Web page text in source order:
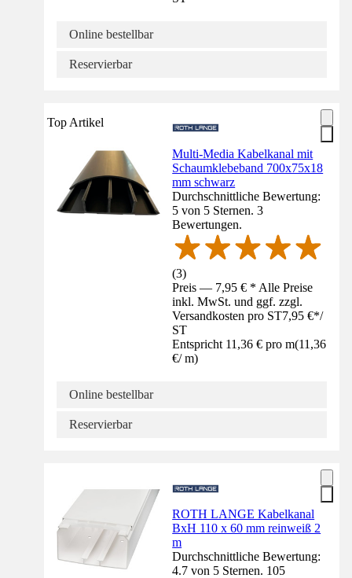
Online bestellbar
Reservierbar
Top Artikel
Multi-Media Kabelkanal mit
Schaumklebeband 700x75x18
mm schwarz
Durchschnittliche Bewertung:
5 von 5 Sternen. 3
Bewertungen.
(3)
Preis — 7,95 € * Alle Preise
inkl. MwSt. und ggf. zzgl.
Versandkosten pro ST7,95 €*/
ST
Entspricht 11,36 € pro m(11,36
€/ m)
Online bestellbar
Reservierbar
ROTH LANGE Kabelkanal
BxH 110 x 60 mm reinweiß 2
m
Durchschnittliche Bewertung:
4.7 von 5 Sternen. 105